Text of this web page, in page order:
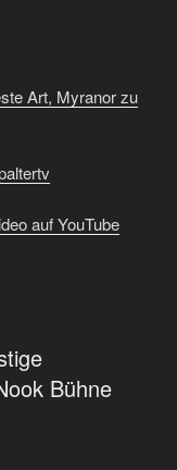
Art, Myranor zu
auf YouTube
Bühne